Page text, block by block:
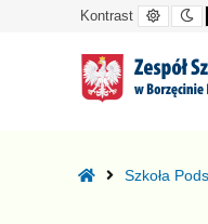
WARSZTATY
Kontrast
HomeSzkoła